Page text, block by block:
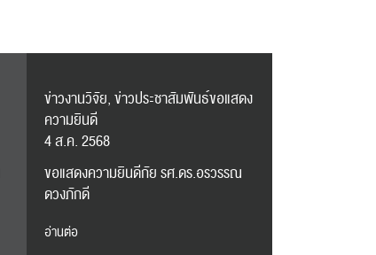
ข่าวงานวิจัย, ข่าวประชาสัมพันธ์ขอแสดง
ความยินดี
4 ส.ค. 2568
ขอแสดงความยินดีกัย รศ.ดร.อรวรรณ
ดวงภักดี
อ่านต่อ